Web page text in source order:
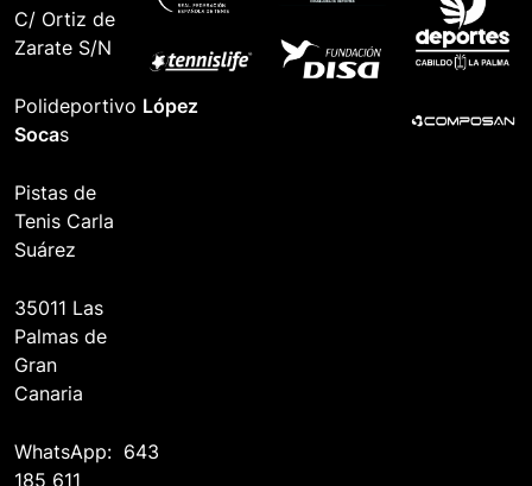
C/ Ortiz de
Zarate S/N
Polideportivo López
Socas
Pistas de
Tenis Carla
Suárez
35011 Las
Palmas de
Gran
Canaria
WhatsApp: 643
185 611